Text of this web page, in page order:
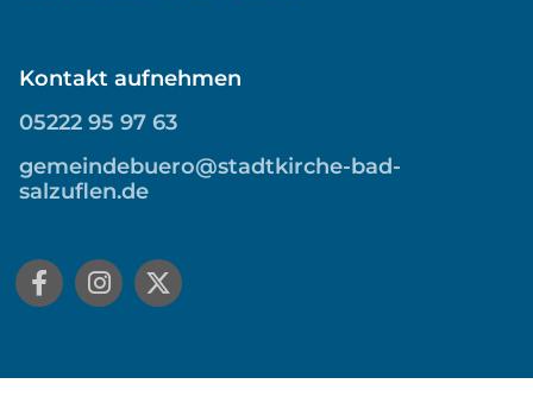
Kontakt aufnehmen
05222 95 97 63
gemeindebuero@stadtkirche-bad-
salzuflen.de